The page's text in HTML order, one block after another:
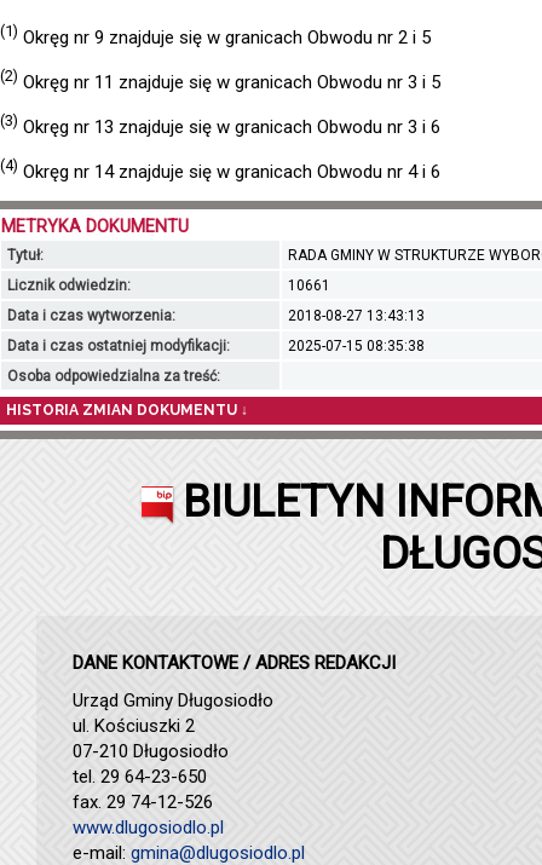
(1) Okręg nr 9 znajduje się w granicach Obwodu nr 2 i 5
(2) Okręg nr 11 znajduje się w granicach Obwodu nr 3 i 5
(3) Okręg nr 13 znajduje się w granicach Obwodu nr 3 i 6
(4) Okręg nr 14 znajduje się w granicach Obwodu nr 4 i 6
METRYKA DOKUMENTU
Tytuł:
RADA GMINY W STRUKTURZE
Licznik odwiedzin:
10661
Data i czas wytworzenia:
2018-08-27 13:43:13
Data i czas ostatniej modyfikacji:
2025-07-15 08:35:38
Osoba odpowiedzialna za treść:
HISTORIA ZMIAN DOKUMENTU ↓
BIULETYN
DANE KONTAKTOWE / ADRES REDAKCJI
Urząd Gminy Długosiodło
ul. Kościuszki 2
07-210 Długosiodło
tel. 29 64-23-650
fax. 29 74-12-526
www.dlugosiodlo.pl
e-mail: gmina@dlugosiodlo.pl